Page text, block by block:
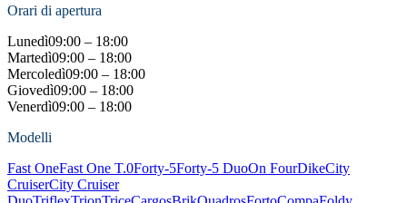
Orari di apertura
Lunedì09:00 – 18:00
Martedì09:00 – 18:00
Mercoledì09:00 – 18:00
Giovedì09:00 – 18:00
Venerdì09:00 – 18:00
Modelli
Fast OneFast One T.0Forty-5Forty-5 DuoOn FourDikeCity
CruiserCity Cruiser